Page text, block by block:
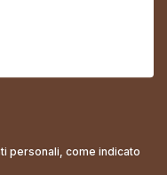
personali, come indicato